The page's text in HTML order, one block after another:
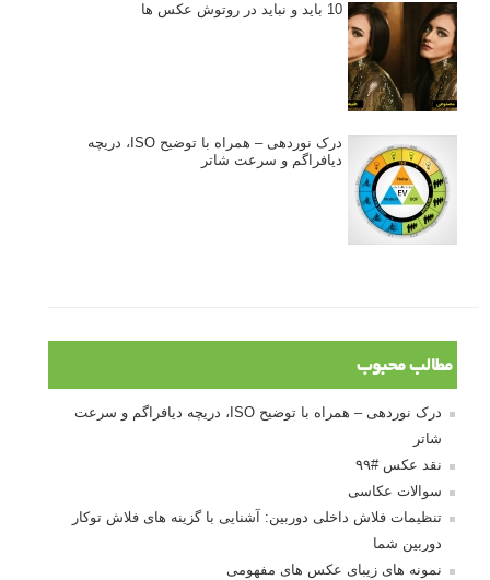
10 باید و نباید در روتوش عکس ها
درک نوردهی – همراه با توضیح ISO، دریچه
دیافراگم و سرعت شاتر
مطالب محبوب
درک نوردهی – همراه با توضیح ISO، دریچه دیافراگم و سرعت
شاتر
نقد عکس #۹۹
سوالات عکاسی
تنظیمات فلاش داخلی دوربین: آشنایی با گزینه های فلاش توکار
دوربین شما
نمونه های زیبای عکس های مفهومی